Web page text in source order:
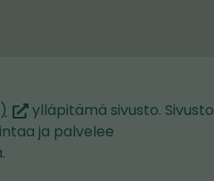
(siirryt
toiseen
ylläpitämä sivusto. Sivusto
ja palvelee